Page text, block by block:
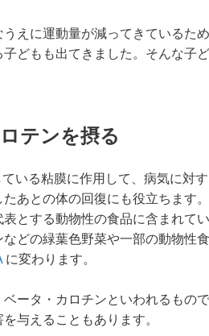
えに運動量が減ってきているた
どもも出てきました。そんな子
テンを摂る
いる粘膜に作用して、病気に対
あとの体の回復にも役立ちます
とする動物性の食品に含まれて
どの緑葉色野菜や一部の動物性
に変わります。
ータ・カロチンといわれるもの
与えることもあります。